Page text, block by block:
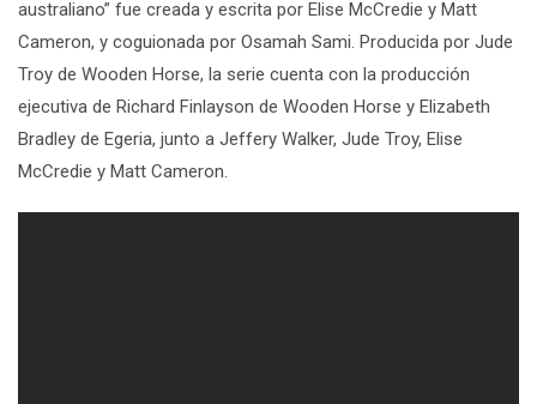
australiano” fue creada y escrita por Elise McCredie y Matt
Cameron, y coguionada por Osamah Sami. Producida por Jude
Troy de Wooden Horse, la serie cuenta con la producción
ejecutiva de Richard Finlayson de Wooden Horse y Elizabeth
Bradley de Egeria, junto a Jeffery Walker, Jude Troy, Elise
McCredie y Matt Cameron.